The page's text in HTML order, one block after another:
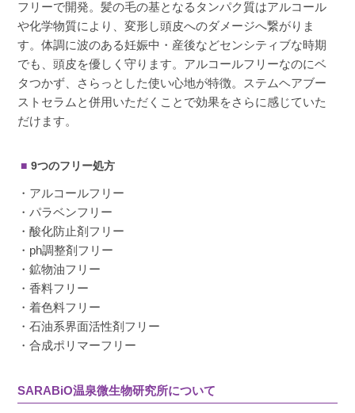
たです。使い続けたいです。
レモン 購入者
40代
効果に期待して購入しました。
前髪増えてくれるといいな
hana
滋賀県 40代 女性
フリーで開発。髪の毛の基となるタンパク質はアルコール
や化学物質により、変形し頭皮へのダメージへ繋がりま
す。体調に波のある妊娠中・産後などセンシティブな時期
でも、頭皮を優しく守ります。アルコールフリーなのにベ
タつかず、さらっとした使い心地が特徴。ステムヘアブー
ストセラムと併用いただくことで効果をさらに感じていた
だけます。
9つのフリー処方
・アルコールフリー
・パラベンフリー
・酸化防止剤フリー
・ph調整剤フリー
・鉱物油フリー
・香料フリー
・着色料フリー
・石油系界面活性剤フリー
・合成ポリマーフリー
SARABiO温泉微生物研究所について